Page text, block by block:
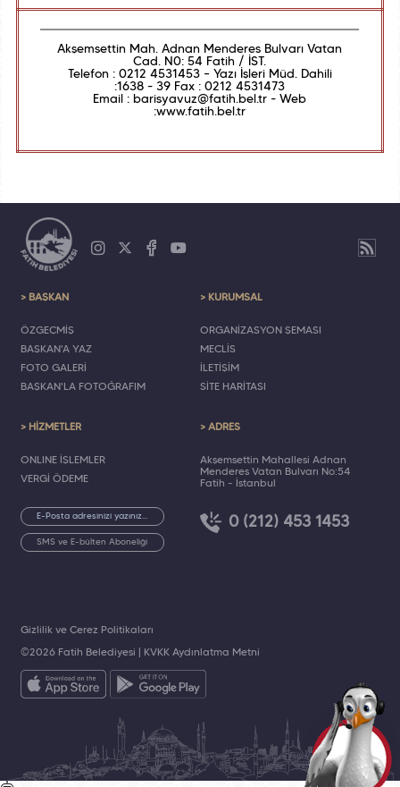
Akşemsettin Mah. Adnan Menderes Bulvarı Vatan
Cad. N0: 54 Fatih / İST.
Telefon : 0212 4531453 – Yazı İşleri Müd. Dahili
:1638 - 39 Fax : 0212 4531473
Email : barisyavuz@fatih.bel.tr - Web
:www.fatih.bel.tr
> BAŞKAN
ÖZGEÇMİŞ
BAŞKAN'A YAZ
FOTO GALERİ
BAŞKAN'LA FOTOĞRAFIM
> KURUMSAL
ORGANİZASYON ŞEMASI
MECLİS
İLETİŞİM
SİTE HARİTASI
> HİZMETLER
ONLINE İŞLEMLER
VERGİ ÖDEME
SMS ve E-bülten Aboneliği
> ADRES
Akşemsettin Mahallesi Adnan
Menderes Vatan Bulvarı No:54
Fatih - İstanbul
0 (212) 453 1453
©2026 Fatih Belediyesi | KVKK Aydınlatma Metni
Gizlilik ve Çerez Politikaları